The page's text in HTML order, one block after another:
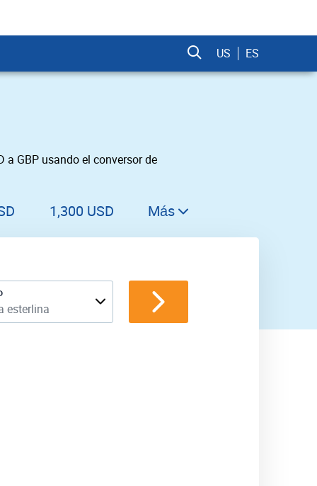
US ES
a GBP usando el conversor de
1,300 USD
1,500 USD
1,600 USD
1,700 USD
1,800 USD
Más
esterlina